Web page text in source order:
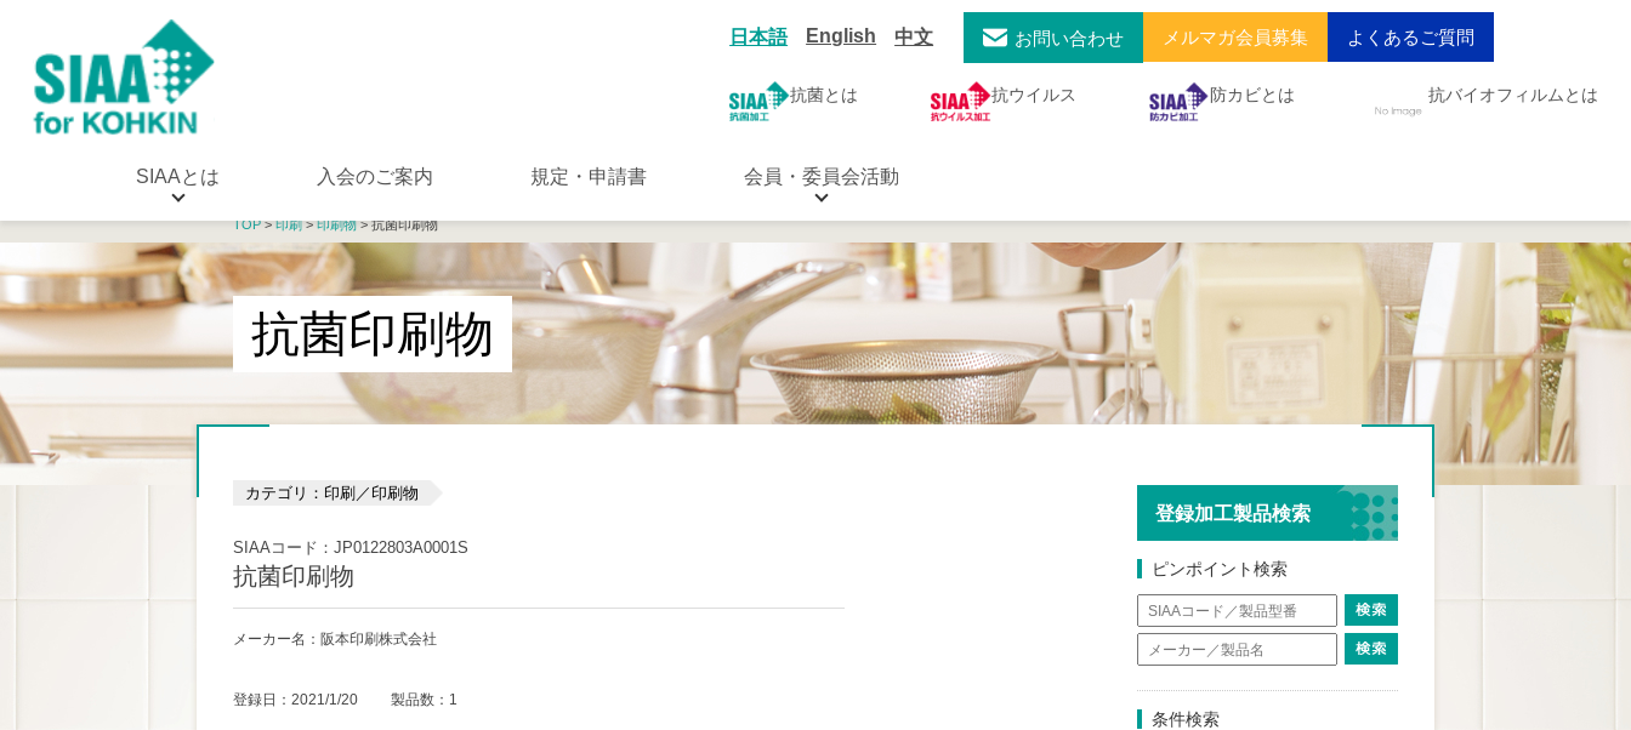
日本語 English 中文 お問い合わせ メルマガ会員募集 よくあるご質問
抗菌とは 抗ウイルス 防カビとは 抗バイオフィルムとは
SIAAとは 入会のご案内 規定・申請書 会員・委員会活動
TOP>印刷>印刷物> 抗菌印刷物
抗菌印刷物
カテゴリ：印刷／印刷物
SIAAコード：JP0122803A0001S
抗菌印刷物
メーカー名：阪本印刷株式会社
登録日：2021/1/20 製品数：1
登録加工製品検索
ピンポイント検索
条件検索